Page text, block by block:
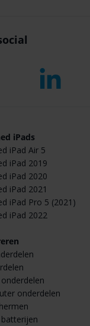
iPads
iPad Air 5
iPad 2019
iPad 2020
iPad 2021
iPad Pro 5 (2021)
iPad 2022
onderdelen